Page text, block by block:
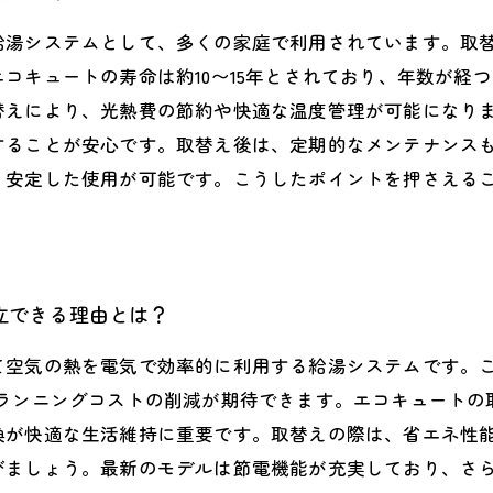
システムとして、多くの家庭で利用されています。
キュートの寿命は約10〜15年とされており、年数が経
により、光熱費の節約や快適な温度管理が可能にな
ことが安心です。取替え後は、定期的なメンテナン
定した使用が可能です。こうしたポイントを押さえる
きる理由とは？
気の熱を電気で効率的に利用する給湯システムです。
ニングコストの削減が期待できます。エコキュート
快適な生活維持に重要です。取替えの際は、省エネ
しょう。最新のモデルは節電機能が充実しており、